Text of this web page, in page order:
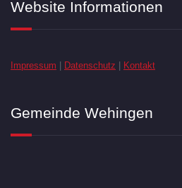
Website Informationen
Impressum Datenschutz Kontakt
Gemeinde Wehingen